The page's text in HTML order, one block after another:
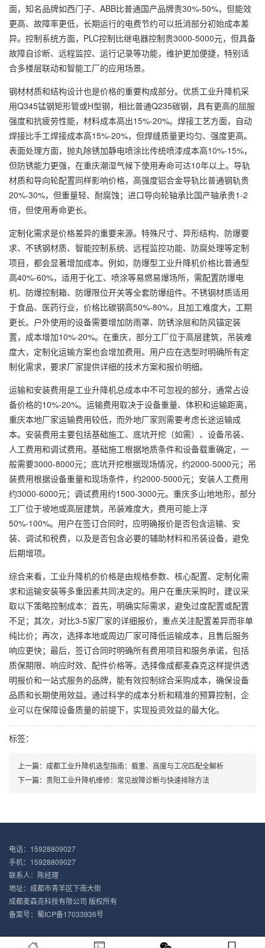
面，知名品牌如西门子、ABB比普通国产品牌贵30%-50%，但能效
更高、故障率更低，长期运行的电费节约可以抵消部分初始成本差
异。控制系统方面，PLC控制比继电器控制贵3000-5000元，但具备
故障自诊断、远程监控、运行记录等功能，维护更加便捷，特别适
合多楼层联动和智能工厂的应用场景。
钢材材质和结构设计也是价格的重要构成部分。优质工业升降机采
用Q345锰钢矩形管或H型钢，相比普通Q235碳钢，具有更高的屈服
强度和抗疲劳性能，材料成本高出15%-20%。焊接工艺方面，自动
焊接比手工焊接成本高15%-20%，但焊缝质量更均匀、强度更高。
表面处理方面，抛丸除锈加静电喷涂比传统喷漆成本高10%-15%，
但防锈能力更强，在重庆潮湿气候下使用寿命可达10年以上。导轨
材质和导向轮配置同样影响价格，高强度铝合金导轨比普通钢轨贵
20%-30%，但重量轻、耐腐蚀；进口导向轮轴承比国产轴承贵1-2
倍，但使用寿命更长。
定制化需求是价格差异的重要来源。特殊尺寸、异形结构、防爆要
求、不锈钢材质、智能控制系统、远程监控功能、防腐处理等定制
项目，都会显著增加成本。例如，防爆型工业升降机价格比普通型
高40%-60%，适用于化工、喷涂等易燃易爆场所，需配置防爆电
机、防爆控制箱、防爆限位开关等全套防爆组件。不锈钢材质适用
于食品、医药行业，价格比碳钢高50%-80%，且加工难度大，工期
更长。户外使用的设备需要增加防雨罩、防锈涂层和防风锚定装
置，成本增加10%-20%。在重庆，部分工厂位于高层建筑，吊装难
度大，定制化运输方案也会增加费用。用户应在选型时明确所有定
制化需求，要求厂家提供详细的技术方案和报价明细。
运输和安装费用是工业升降机总成本中不可忽视的部分，通常占设
备价格的10%-20%。运输费用取决于设备重量、体积和运输距离，
重庆本地厂家运输费用较低，而外地厂家则需要考虑长途运输成
本。安装费用主要包括基础施工、底坑开挖（如需）、设备吊装、
人工费用和调试费用。基础施工根据地质条件和设备载重确定，一
般需要3000-8000元；底坑开挖根据现场情况，约2000-5000元；吊
装费用根据设备重量和现场条件，约2000-5000元；安装人工费用
约3000-6000元；调试费用约1500-3000元。重庆多山地地形，部分
工厂位于坡地或高层建筑，吊装难度大，费用可能上浮
50%-100%。用户在签订合同时，应明确报价是否包含运输、安
装、调试和税费，以及是否包含必要的辅助材料和吊装设备，避免
后期增项。
综合来看，工业升降机的价格是由规格参数、核心配置、定制化需
求和运输安装等多重因素共同决定的。用户在重庆采购时，建议采
取以下策略控制成本：首先，明确实际需求，避免过度配置或配置
不足；其次，对比3-5家厂家的详细报价，重点关注配置差异而非单
纯比价；再次，选择本地或周边厂家可降低运输成本，且售后服务
响应更快；最后，签订合同时明确所有费用项目和服务承诺，包括
质保期限、响应时效、配件价格等。选择像成都麦森克这样提供透
明报价和一站式服务的品牌，能有效控制综合采购成本，确保设备
品质和长期使用效益。通过科学的成本分析和精准的预算控制，企
业可以在保障设备质量的前提下，实现投资效益的最大化。
标签：
上一篇： 成都工业升降机选型指南：载重、高度与工况匹配全解析
下一篇： 贵阳工业升降机维修：常见故障诊断与快速排除方法
电话：15928809027
手机：15928809027
联系人：陈经理
地址：成都市青羊区下南大街
成都麦森克科技有限公司 版权所有
备案号： 蜀ICP备17033936号